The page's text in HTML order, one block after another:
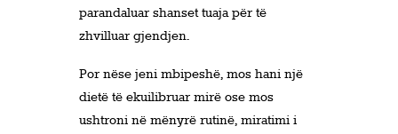
parandaluar shanset tuaja për të
zhvilluar gjendjen.
Por nëse jeni mbipeshë, mos hani një
dietë të ekuilibruar mirë ose mos
ushtroni në mënyrë rutinë, miratimi i